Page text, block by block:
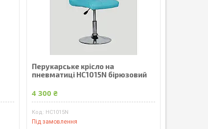
Перукарське крісло на
пневматиці HC1015N бірюзовий
4 300 ₴
HC1015N
Під замовлення